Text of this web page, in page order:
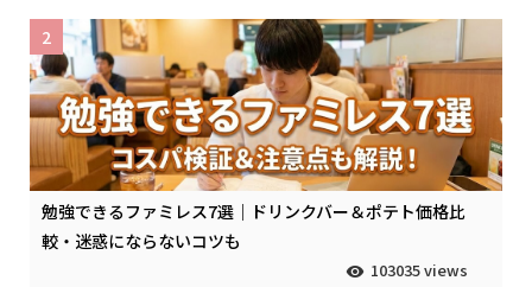
勉強できるファミレス7選｜ドリンクバー＆ポテト価格比
較・迷惑にならないコツも
103035 views
2